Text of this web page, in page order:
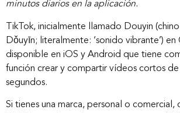
minutos diarios en la aplicación.
TikTok, inicialmente llamado Douyin
Dǒuyīn; literalmente: ‘sonido vibrante’) en
disponible en iOS y Android que tiene
función crear y compartir vídeos cortos
segundos.
Si tienes una marca, personal o comercial,